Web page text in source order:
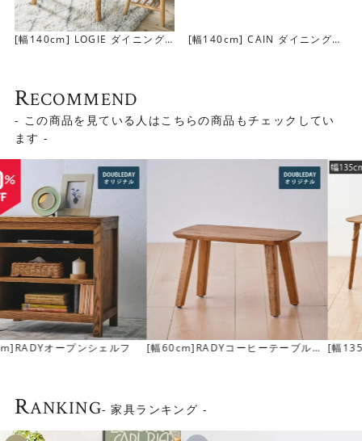
配慮しています。 「Tribe2」は壁づけやコーナー使いに収
まりよく、レイアウトの自由度を高めます。
[幅140cm] LOGIE ダイニング
[幅140cm] CAIN ダイニングテ
RECOMMEND
- この商品を見ている人はこちらの商品もチェックしてい
ます -
[幅135cm] RADYダイニングテーブ [幅150cm] CAIN ダイニングテーブ
RANKING- 家具ランキング -